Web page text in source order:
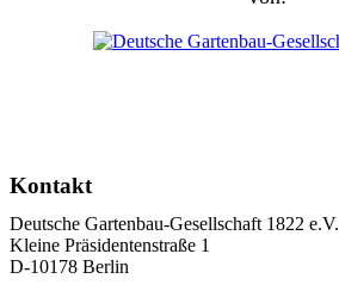
Kontakt
Deutsche Gartenbau-Gesellschaft 1822 e.V.
Kleine Präsidentenstraße 1
D-10178 Berlin